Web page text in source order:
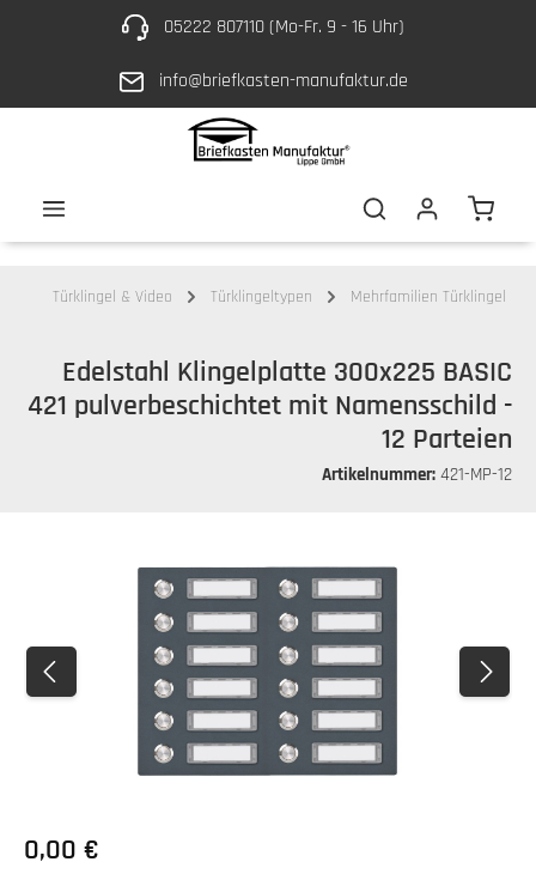
Zum Hauptinhalt springen05222 807110 (Mo-Fr. 9 - 16 Uhr)
info@briefkasten-manufaktur.de
Türklingel & Video Türklingeltypen Mehrfamilien Türklingel
Edelstahl Klingelplatte 300x225 BASIC
421 pulverbeschichtet mit Namensschild -
12 Parteien
Artikelnummer: 421-MP-12
0,00 €